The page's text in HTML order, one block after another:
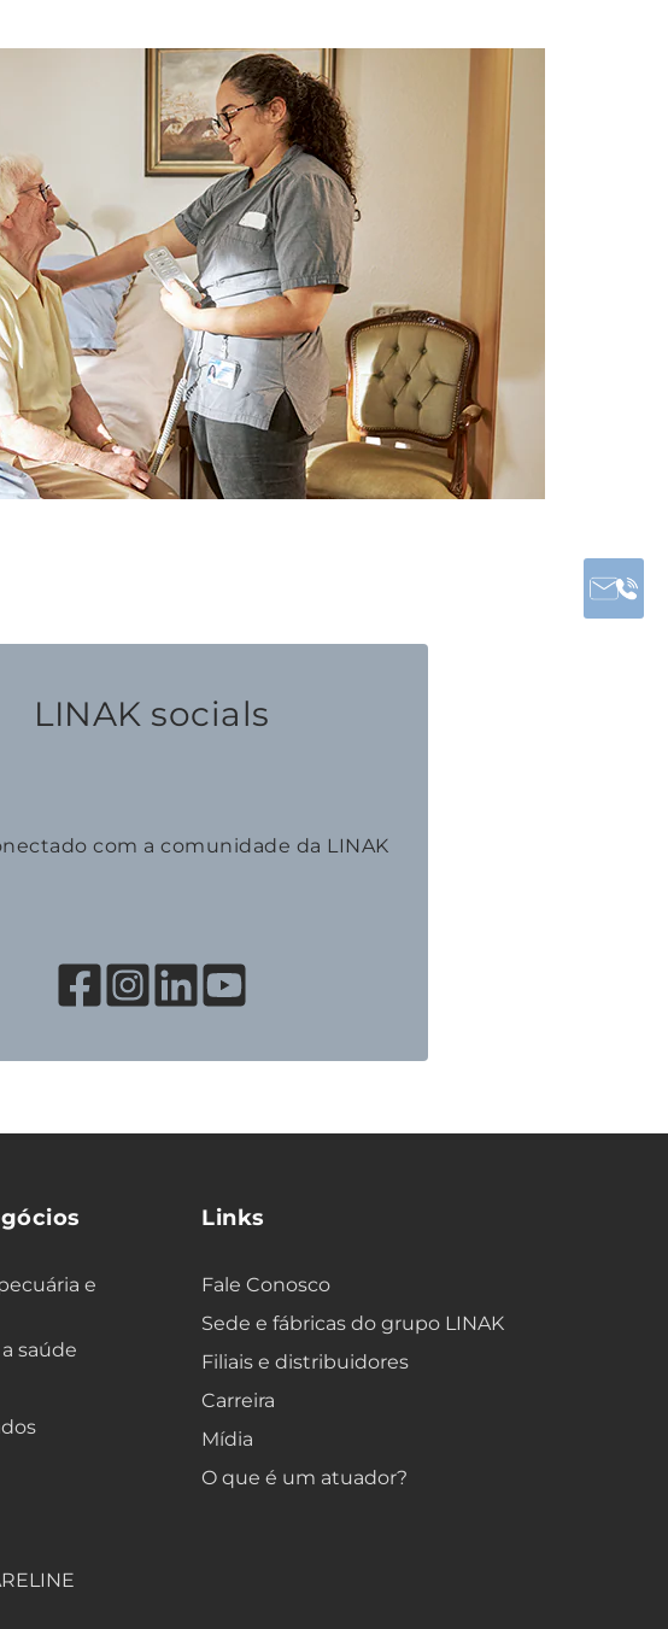
LINAK socials
com a comunidade da LINAK
e
saúde
Links
Fale Conosco
Sede e fábricas do grupo LINAK
Filiais e distribuidores
Carreira
Mídia
O que é um atuador?